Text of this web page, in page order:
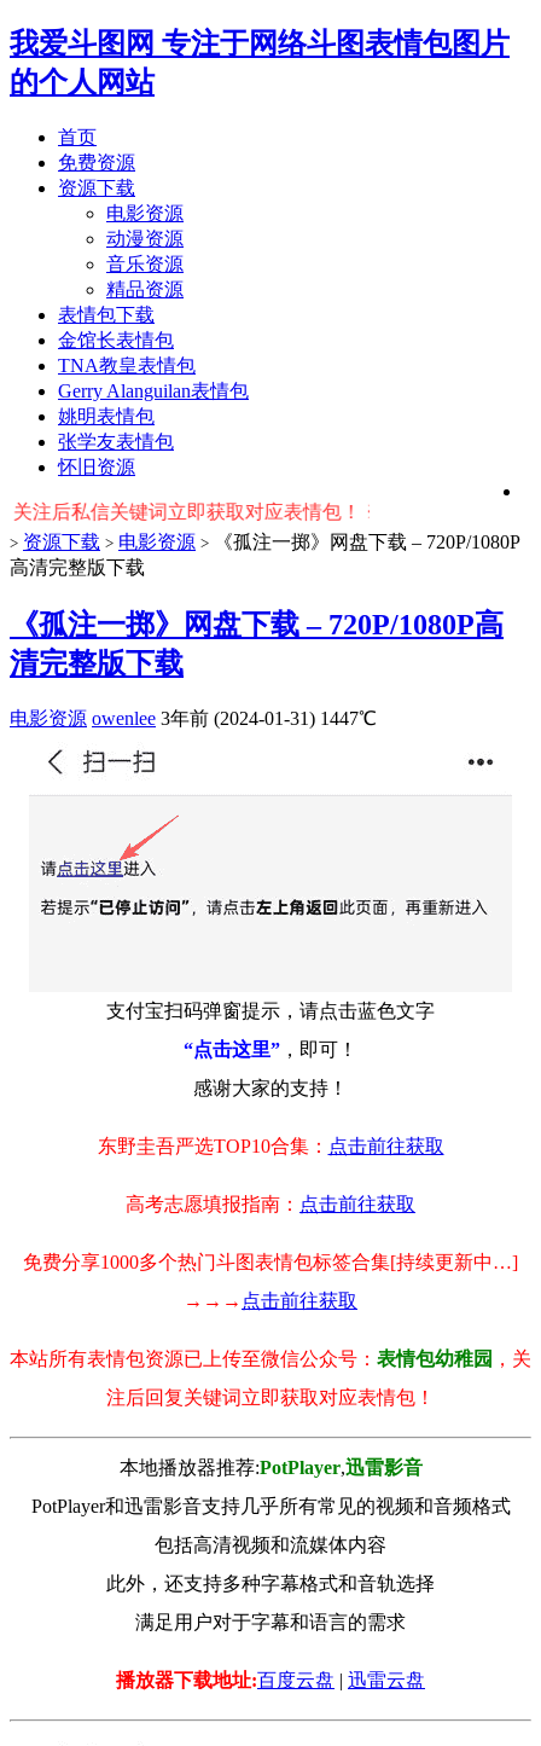
我爱斗图网 专注于网络斗图表情包图片
的个人网站
首页
免费资源
资源下载
电影资源
动漫资源
音乐资源
精品资源
表情包下载
金馆长表情包
TNA教皇表情包
Gerry Alanguilan表情包
姚明表情包
张学友表情包
怀旧资源
后私信关键词立即获取对应表情包！ ※ 友情提示：右上角输
> 资源下载 > 电影资源 >
《孤注一掷》网盘下载 – 720P/1080P
高清完整版下载
《孤注一掷》网盘下载 – 720P/1080P高
清完整版下载
电影资源 owenlee 3年前 (2024-01-31) 1447℃
支付宝扫码弹窗提示，请点击蓝色文字
“点击这里” ，即可！
感谢大家的支持！
东野圭吾严选TOP10合集： 点击前往获取
高考志愿填报指南： 点击前往获取
免费分享1000多个热门斗图表情包标签合集[持续更新中…]
→→→ 点击前往获取
本站所有表情包资源已上传至微信公众号： 表情包幼稚园 ，关
注后回复关键词立即获取对应表情包！
本地播放器推荐:РotРlayer,迅雷影音
PotPlayer和迅雷影音支持几乎所有常见的视频和音频格式
包括高清视频和流媒体内容
此外，还支持多种字幕格式和音轨选择
满足用户对于字幕和语言的需求
播放器下载地址:百度云盘 | 迅雷云盘